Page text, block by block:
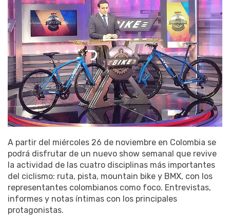
A partir del miércoles 26 de noviembre en Colombia se
podrá disfrutar de un nuevo show semanal que revive
la actividad de las cuatro disciplinas más importantes
del ciclismo: ruta, pista, mountain bike y BMX, con los
representantes colombianos como foco. Entrevistas,
informes y notas íntimas con los principales
protagonistas.